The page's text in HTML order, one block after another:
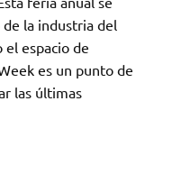
la industria del
el espacio de
es un punto de
las últimas